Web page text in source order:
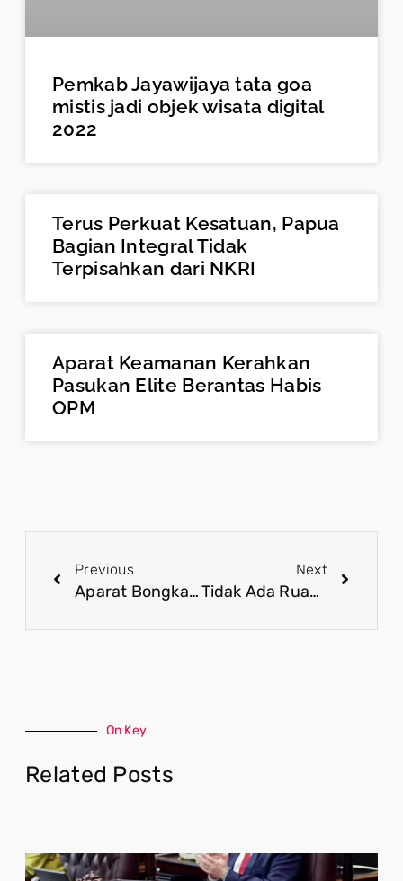
Pemkab Jayawijaya tata goa
mistis jadi objek wisata digital
2022
Terus Perkuat Kesatuan, Papua
Bagian Integral Tidak
Terpisahkan dari NKRI
Aparat Keamanan Kerahkan
Pasukan Elite Berantas Habis
OPM
Previous
Aparat Bongkar Jaringan Buzzer Konten Negatif, Masyarakat Wajib Jernih Terima Informasi’
Next
Tidak Ada Ruang Bagi Separatis OPM di Bumi Cenderawasih
On Key
Related Posts